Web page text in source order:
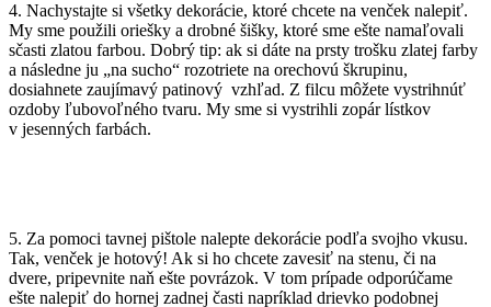
4. Nachystajte si všetky dekorácie, ktoré chcete na venček nalepiť.
My sme použili oriešky a drobné šišky, ktoré sme ešte namaľovali
sčasti zlatou farbou. Dobrý tip: ak si dáte na prsty trošku zlatej farby
a následne ju „na sucho“ rozotriete na orechovú škrupinu,
dosiahnete zaujímavý patinový vzhľad. Z filcu môžete vystrihnúť
ozdoby ľubovoľného tvaru. My sme si vystrihli zopár lístkov
v jesenných farbách.
5. Za pomoci tavnej pištole nalepte dekorácie podľa svojho vkusu.
Tak, venček je hotový! Ak si ho chcete zavesiť na stenu, či na
dvere, pripevnite naň ešte povrázok. V tom prípade odporúčame
ešte nalepiť do hornej zadnej časti napríklad drievko podobnej